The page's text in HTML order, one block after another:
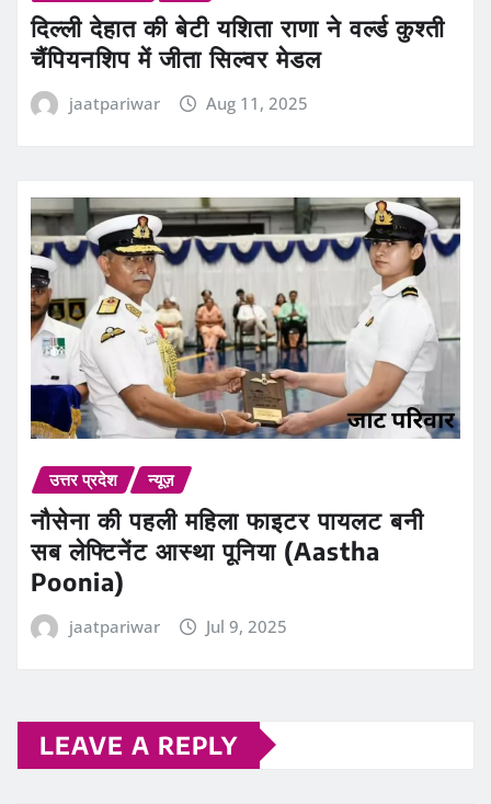
दिल्ली देहात की बेटी यशिता राणा ने वर्ल्ड कुश्ती
चैंपियनशिप में जीता सिल्वर मेडल
jaatpariwar Aug 11, 2025
उत्तर प्रदेश न्यूज़
नौसेना की पहली महिला फाइटर पायलट बनी
सब लेफ्टिनेंट आस्था पूनिया (Aastha
Poonia)
jaatpariwar Jul 9, 2025
LEAVE A REPLY